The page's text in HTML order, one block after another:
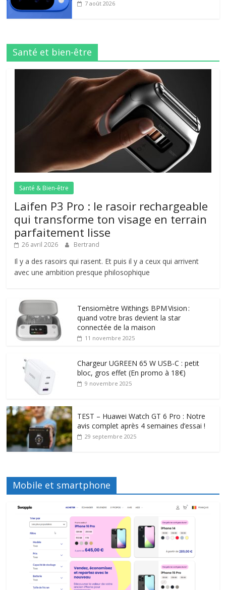
7 août 2026
Santé et bien-être
Santé & Bien-être
Laifen P3 Pro : le rasoir rechargeable
qui transforme ton visage en terrain
parfaitement lisse
26 avril 2026 Bertrand
Il y a des rasoirs qui rasent. Et puis il y a ceux qui arrivent
avec une ambition presque philosophique
Tensiomètre Withings BPM Vision :
quand votre bras devient la star
connectée de la maison
11 novembre 2025
Chargeur UGREEN 65 W USB-C : petit
bloc, gros effet (En promo à 18€)
9 novembre 2025
TEST – Huawei Watch GT 6 Pro : Notre
avis complet après 4 semaines d’essai !
29 septembre 2025
Mobile et smartphone